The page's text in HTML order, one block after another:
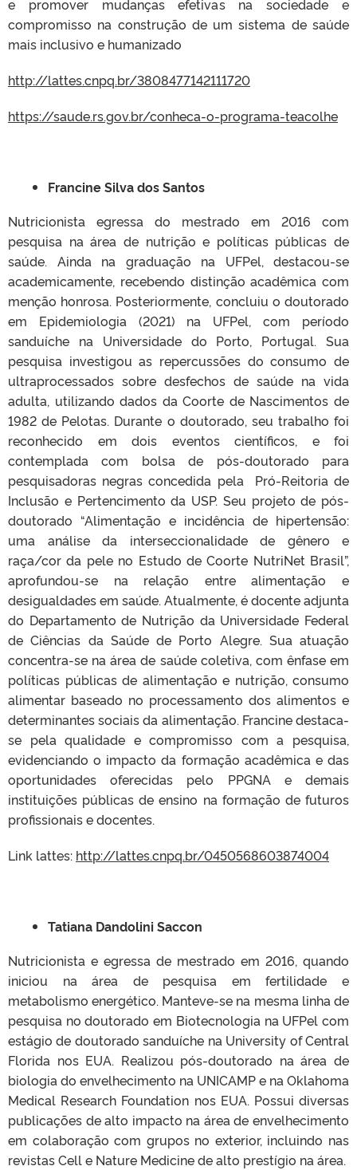
e promover mudanças efetivas na sociedade e
compromisso na construção de um sistema de saúde
mais inclusivo e humanizado
http://lattes.cnpq.br/3808477142111720
https://saude.rs.gov.br/conheca-o-programa-teacolhe
Francine Silva dos Santos
Nutricionista egressa do mestrado em 2016 com
pesquisa na área de nutrição e políticas públicas de
saúde. Ainda na graduação na UFPel, destacou-se
academicamente, recebendo distinção acadêmica com
menção honrosa. Posteriormente, concluiu o doutorado
em Epidemiologia (2021) na UFPel, com período
sanduíche na Universidade do Porto, Portugal. Sua
pesquisa investigou as repercussões do consumo de
ultraprocessados sobre desfechos de saúde na vida
adulta, utilizando dados da Coorte de Nascimentos de
1982 de Pelotas. Durante o doutorado, seu trabalho foi
reconhecido em dois eventos científicos, e foi
contemplada com bolsa de pós-doutorado para
pesquisadoras negras concedida pela Pró-Reitoria de
Inclusão e Pertencimento da USP. Seu projeto de pós-
doutorado “Alimentação e incidência de hipertensão:
uma análise da interseccionalidade de gênero e
raça/cor da pele no Estudo de Coorte NutriNet Brasil”,
aprofundou-se na relação entre alimentação e
desigualdades em saúde. Atualmente, é docente adjunta
do Departamento de Nutrição da Universidade Federal
de Ciências da Saúde de Porto Alegre. Sua atuação
concentra-se na área de saúde coletiva, com ênfase em
políticas públicas de alimentação e nutrição, consumo
alimentar baseado no processamento dos alimentos e
determinantes sociais da alimentação. Francine destaca-
se pela qualidade e compromisso com a pesquisa,
evidenciando o impacto da formação acadêmica e das
oportunidades oferecidas pelo PPGNA e demais
instituições públicas de ensino na formação de futuros
profissionais e docentes.
Link lattes: http://lattes.cnpq.br/0450568603874004
Tatiana Dandolini Saccon
Nutricionista e egressa de mestrado em 2016, quando
iniciou na área de pesquisa em fertilidade e
metabolismo energético. Manteve-se na mesma linha de
pesquisa no doutorado em Biotecnologia na UFPel com
estágio de doutorado sanduíche na University of Central
Florida nos EUA. Realizou pós-doutorado na área de
biologia do envelhecimento na UNICAMP e na Oklahoma
Medical Research Foundation nos EUA. Possui diversas
publicações de alto impacto na área de envelhecimento
em colaboração com grupos no exterior, incluindo nas
revistas Cell e Nature Medicine de alto prestígio na área.